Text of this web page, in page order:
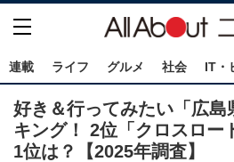
連載 ライフ グルメ 社会 IT・
好き＆行ってみたい「広島
キング！ 2位「クロスロー
1位は？【2025年調査】